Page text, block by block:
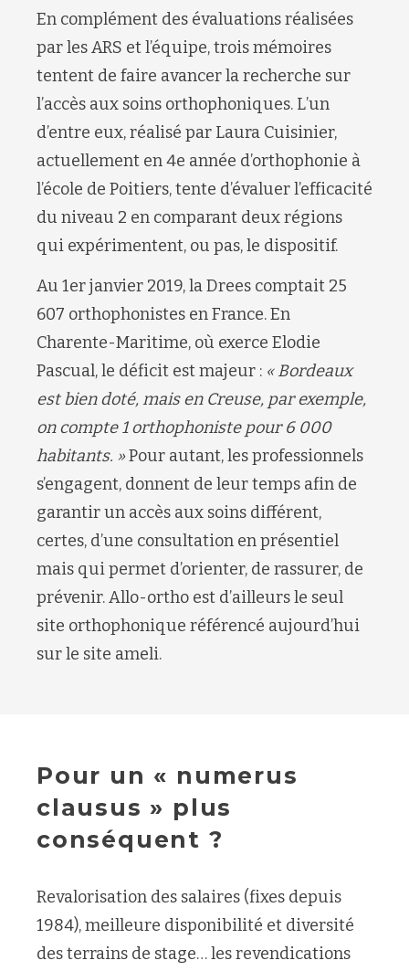
En complément des évaluations réalisées
par les ARS et l’équipe, trois mémoires
tentent de faire avancer la recherche sur
l’accès aux soins orthophoniques. L’un
d’entre eux, réalisé par Laura Cuisinier,
actuellement en 4e année d’orthophonie à
l’école de Poitiers, tente d’évaluer l’efficacité
du niveau 2 en comparant deux régions
qui expérimentent, ou pas, le dispositif.
Au 1er janvier 2019, la Drees comptait 25
607 orthophonistes en France. En
Charente-Maritime, où exerce Elodie
Pascual, le déficit est majeur : « Bordeaux
est bien doté, mais en Creuse, par exemple,
on compte 1 orthophoniste pour 6 000
habitants. »Pour autant, les professionnels
s’engagent, donnent de leur temps afin de
garantir un accès aux soins différent,
certes, d’une consultation en présentiel
mais qui permet d’orienter, de rassurer, de
prévenir. Allo-ortho est d’ailleurs le seul
site orthophonique référencé aujourd’hui
sur le site ameli.
Pour un « numerus
clausus » plus
conséquent ?
Revalorisation des salaires (fixes depuis
1984), meilleure disponibilité et diversité
des terrains de stage… les revendications